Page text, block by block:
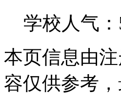
学校人气：
本页信息由
容仅供参考